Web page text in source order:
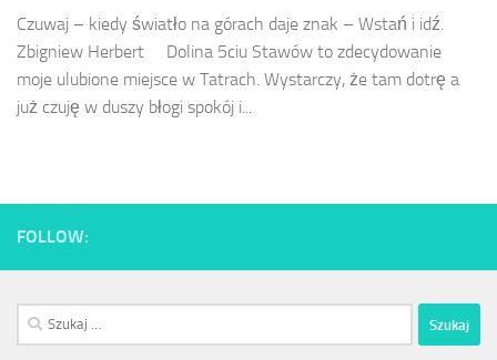
Czu­waj – kiedy światło na górach da­je znak – Wstań i idź.
Zbigniew Herbert Dolina 5ciu Stawów to zdecydowanie
moje ulubione miejsce w Tatrach. Wystarczy, że tam dotrę a
już czuję w duszy błogi spokój i...
FOLLOW:
Szukaj: